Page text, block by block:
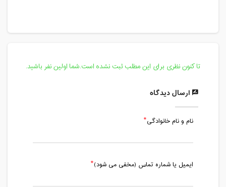
تا کنون نظری برای این مطلب ثبت نشده است.شما اولین نفر باشید.
ارسال دیدگاه
نام و نام خانوادگی
ایمیل یا شماره تماس (مخفی می شود)